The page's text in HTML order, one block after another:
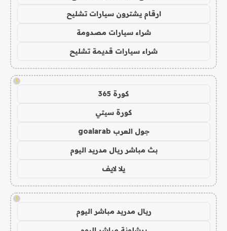
ارقام يشترون سيارات تشليح
شراء سيارات مصدومة
شراء سيارات قديمة تشليح
!
كورة 365
كورة سيتي
جول العرب goalarab
بث مباشر ريال مدريد اليوم
يلا لايف
!
ريال مدريد مباشر اليوم